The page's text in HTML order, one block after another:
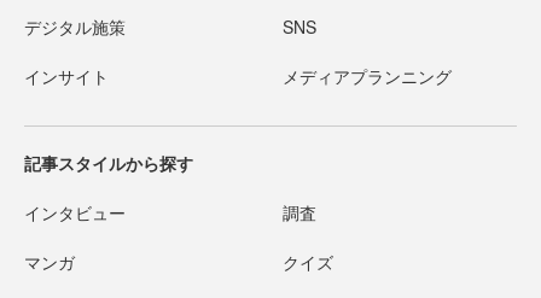
デジタル施策 SNS
インサイト メディアプランニング
記事スタイルから探す
インタビュー 調査
マンガ クイズ